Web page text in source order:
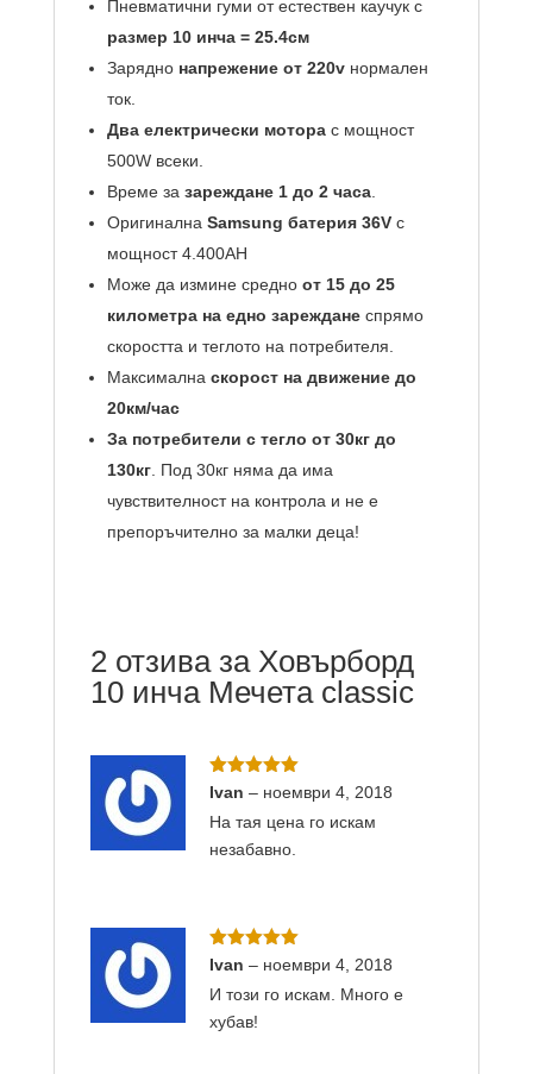
Пневматични гуми от естествен каучук с
размер 10 инча = 25.4см
Зарядно напрежение от 220vнормален
ток.
Два електрически моторас мощност
500W всеки.
Време за зареждане 1 до 2 часа.
Оригинална Samsung батерия 36Vс
мощност 4.400AH
Може да измине средно от 15 до 25
километра на едно зарежданеспрямо
скоростта и теглото на потребителя.
Максимална скорост на движение до
20км/час
За потребители с тегло от 30кг до
130кг. Под 30кг няма да има
чувствителност на контрола и не е
препоръчително за малки деца!
2 отзива за Ховърборд
10 инча Мечета classic
Оценено с
Ivan – ноември 4, 2018
На тая цена го искам
незабавно.
Оценено с
Ivan – ноември 4, 2018
И този го искам. Много е
хубав!